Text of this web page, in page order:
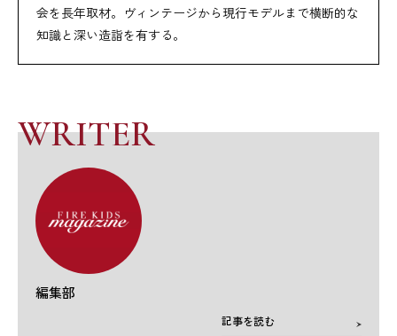
会を長年取材。ヴィンテージから現行モデルまで横断的な
知識と深い造詣を有する。
WRITER
編集部
記事を読む